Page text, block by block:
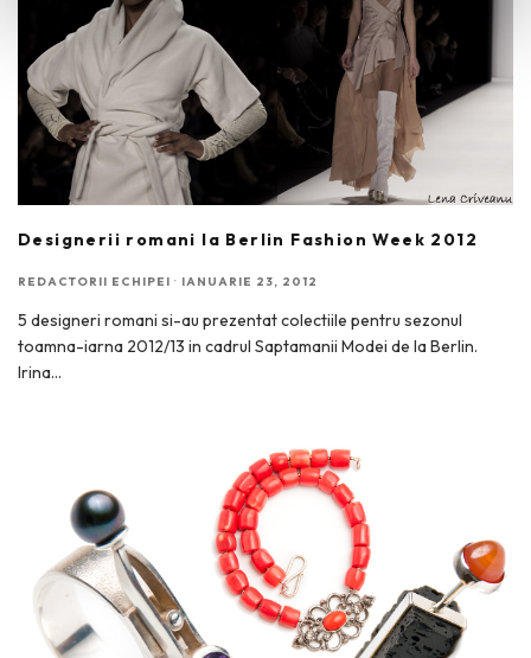
Designerii romani la Berlin Fashion Week 2012
REDACTORII ECHIPEI · IANUARIE 23, 2012
5 designeri romani si-au prezentat colectiile pentru sezonul
toamna-iarna 2012/13 in cadrul Saptamanii Modei de la Berlin.
Irina...